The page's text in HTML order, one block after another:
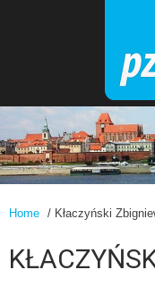
Home / Kłaczyński